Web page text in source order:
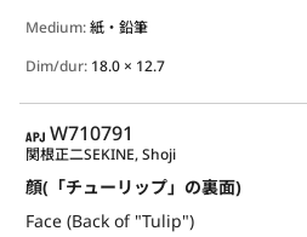
Medium:紙・鉛筆
Dim/dur: 18.0 × 12.7
APJ
W710791
顔(「チューリップ」の裏面)
Face (Back of "Tulip")
関根正二SEKINE, Shoji